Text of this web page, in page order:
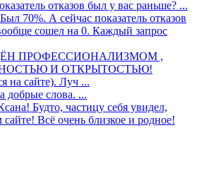
отказов был у вас раньше? ...
Был 70%. А сейчас показатель отказов
сошел на 0. Каждый запрос
ПРОФЕССИОНАЛИЗМОМ ,
И ОТКРЫТОСТЬЮ!
на сайте). Луч ...
добрые слова. ...
Будто, частицу себя увидел,
сайте! Всё очень близкое и родное!